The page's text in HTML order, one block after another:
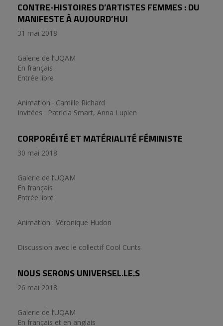
CONTRE-HISTOIRES D’ARTISTES FEMMES : DU
MANIFESTE À AUJOURD’HUI
31 mai 2018
Galerie de l’UQAM
En français
Entrée libre
Animation : Camille Richard
Invitées : Patricia Smart, Anna Lupien
CORPORÉITÉ ET MATÉRIALITÉ FÉMINISTE
30 mai 2018
Galerie de l’UQAM
En français
Entrée libre
Animation : Véronique Hudon
Discussion avec le collectif Cool Cunts
NOUS SERONS UNIVERSEL.LE.S
26 mai 2018
Galerie de l’UQAM
En français et en anglais